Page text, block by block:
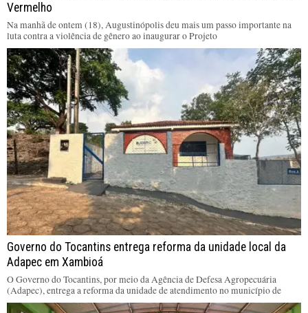
Vermelho
Na manhã de ontem (18), Augustinópolis deu mais um passo importante na
luta contra a violência de gênero ao inaugurar o Projeto
Governo do Tocantins entrega reforma da unidade local da
Adapec em Xambioá
O Governo do Tocantins, por meio da Agência de Defesa Agropecuária
(Adapec), entrega a reforma da unidade de atendimento no município de